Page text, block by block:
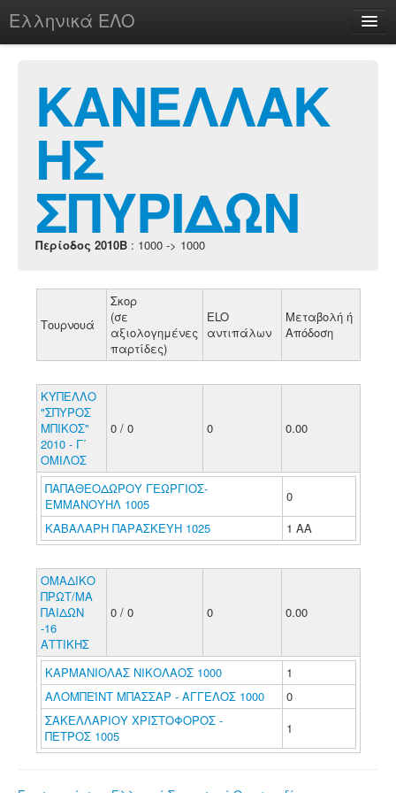
Ελληνικά ΕΛΟ
chesstu.be @ discord
Login
ΚΑΝΕΛΛΑΚ
ΗΣ
ΣΠΥΡΙΔΩΝ
Περίοδος 2010B : 1000 -> 1000
Τουρνουά
Σκορ
(σε
αξιολογημένες
παρτίδες)
ELO
αντιπάλων
Μεταβολή ή
Απόδοση
ΚΥΠΕΛΛΟ
"ΣΠΥΡΟΣ
ΜΠΙΚΟΣ"
2010 - Γ΄
ΟΜΙΛΟΣ
0 / 0 0 0.00
ΠΑΠΑΘΕΟΔΩΡΟΥ ΓΕΩΡΓΙΟΣ-
ΕΜΜΑΝΟΥΗΛ 1005
0
ΚΑΒΑΛΑΡΗ ΠΑΡΑΣΚΕΥΗ 1025
1 ΑΑ
ΟΜΑΔΙΚΟ
ΠΡΩΤ/ΜΑ
ΠΑΙΔΩΝ
-16
ΑΤΤΙΚΗΣ
0 / 0 0 0.00
ΚΑΡΜΑΝΙΟΛΑΣ ΝΙΚΟΛΑΟΣ 1000
1
ΑΛΟΜΠΕΪΝΤ ΜΠΑΣΣΑΡ - ΑΓΓΕΛΟΣ 1000
0
ΣΑΚΕΛΛΑΡΙΟΥ ΧΡΙΣΤΟΦΟΡΟΣ -
ΠΕΤΡΟΣ 1005
1